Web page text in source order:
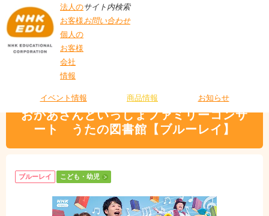
法人の
お客様
個人の
お客様
会社
情報
サイト内検索
お問い合わせ
イベント情報 商品情報 お知らせ
たの図書館【ブルーレイ】
おかあさんといっしょファミリーコンサ
ート うたの図書館【ブルーレイ】
ブルーレイ こども・幼児